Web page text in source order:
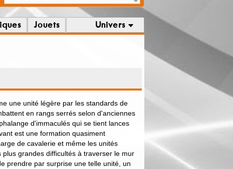
Jouets Univers
une unité légère par les standards de
en rangs serrés selon d'anciennes
d'immaculés qui se tient lances
est une formation quasiment
de cavalerie et même les unités
grandes difficultés à traverser le mur
prendre par surprise une telle unité, un